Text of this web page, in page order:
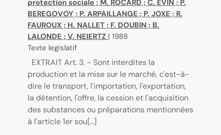
protection sociale ; M. ROCARD ; C. EVIN ; P.
BEREGOVOY ; P. ARPAILLANGE ; P. JOXE ; R.
FAUROUX ; H. NALLET ; F. DOUBIN ; B.
LALONDE ; V. NEIERTZ | 1988
Texte legislatif
EXTRAIT Art. 3. - Sont interdites la
production et la mise sur le marché, c'est-à-
dire le transport, l'importation, l'exportation,
la détention, l'offre, la cession et l'acquisition
des substances ou préparations mentionnées
à l'article 1er sou[...]